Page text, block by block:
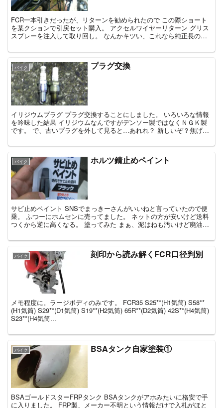
FCR一本引きだったが、リターンを勧められたので この際ショート
を某クションで引戻セット購入。 アクセルワイヤーリターン グリス
スプレーを注入して取り回し。 なんかキツい、これなら純正長の方
バイク プラグ交換
イリジウムプラグ プラグ交換することにしました。 いろいろな情報
を吟味した結果 イリジウムなんですがデンソー製ではなくＮＧＫ製
です。 で、古いプラグを外して見ると…あれれ？ 新しいぞ？焦げ具
バイク ホルツ錆止めペイント
サビ止めペイント SNSでまっきーさんがいいねと言っていたので便
乗。 ふつーにホムセンに売ってました。 ネットの方が安いけど送料
つくから逆に高くなる。 塗ってみた まぁ、泥はねも汚いけど廃油ま
バイク 刻印から読み解くFCR口径判別
メモ程度に。ラージボディのみです。 FCR35 S25**(H1気筒) S58**
(H1気筒) S29**(D1気筒) S19**(H2気筒) 65R**(D2気筒) 42S**(H4気筒)
S23**(H4気筒...
バイク BSAタンク自家塗装①
BSAゴールドスターFRPタンク BSAタンクがアホみたいに格安で手
に入りました。 FRP製、メーカー不明という情報だけで入札がほと